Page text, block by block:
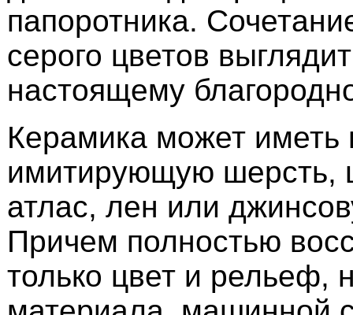
папоротника.
серого цветов
настоящему
Керамика может иметь
имитирующую шерсть,
атлас, лен или
Причем полностью
только цвет и рельеф,